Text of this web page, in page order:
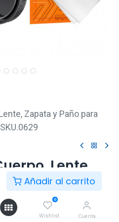
Añadir al carrito
0
Wishlist Cuenta
Zapata y Paño para
Lente,
para Canon RF